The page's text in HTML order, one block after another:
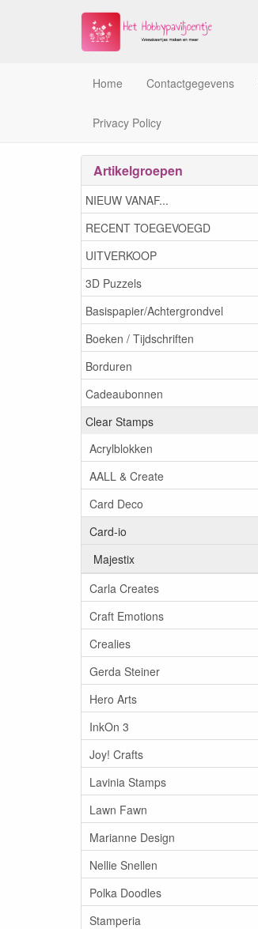
Home Contactgegevens
Privacy Policy
Artikelgroepen
NIEUW VANAF...
RECENT TOEGEVOEGD
UITVERKOOP
3D Puzzels
Basispapier/Achtergrondvel
Boeken / Tijdschriften
Borduren
Cadeaubonnen
Clear Stamps
Acrylblokken
AALL & Create
Card Deco
Card-io
Majestix
Carla Creates
Craft Emotions
Crealies
Gerda Steiner
Hero Arts
InkOn 3
Joy! Crafts
Lavinia Stamps
Lawn Fawn
Marianne Design
Nellie Snellen
Polka Doodles
Stamperia